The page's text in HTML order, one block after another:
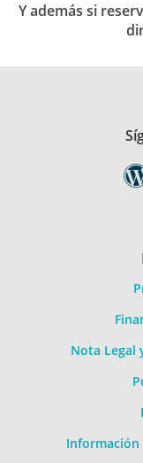
Y además si
Nota Legal
Información